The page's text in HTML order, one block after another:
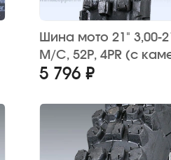
Шина мото 21" 3,00-
M/C, 52P, 4PR (с
"ПЕТРОШИНА" (кросс)
5 796 ₽